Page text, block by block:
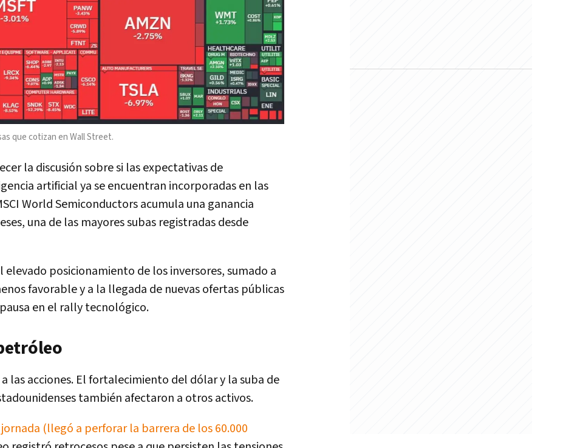
que cotizan en Wall Street.
la discusión sobre si las expectativas de
artificial ya se encuentran incorporadas en las
World Semiconductors acumula una ganancia
una de las mayores subas registradas desde
elevado posicionamiento de los inversores, sumado a
favorable y a la llegada de nuevas ofertas públicas
en el rally tecnológico.
las acciones. El fortalecimiento del dólar y la suba de
también afectaron a otros activos.
(llegó a perforar la barrera de los 60.000